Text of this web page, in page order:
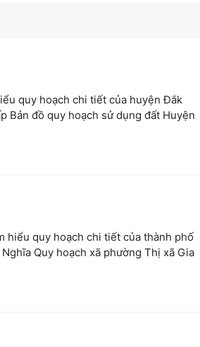
quy hoạch chi tiết của huyện Đắk
Bản đồ quy hoạch sử dụng đất Huyện
hiểu quy hoạch chi tiết của thành phố
Quy hoạch xã phường Thị xã Gia